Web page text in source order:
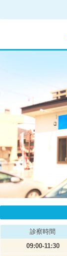
診察時間
09:00-11:30